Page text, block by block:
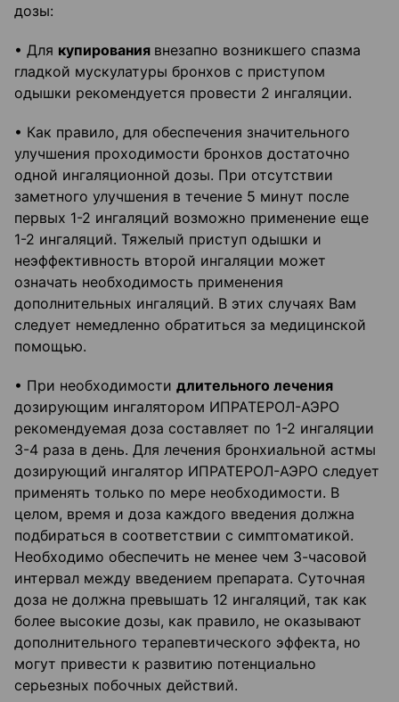
дозы:
• Для купирования внезапно возникшего спазма
гладкой мускулатуры бронхов с приступом
одышки рекомендуется провести 2 ингаляции.
• Как правило, для обеспечения значительного
улучшения проходимости бронхов достаточно
одной ингаляционной дозы. При отсутствии
заметного улучшения в течение 5 минут после
первых 1-2 ингаляций возможно применение еще
1-2 ингаляций. Тяжелый приступ одышки и
неэффективность второй ингаляции может
означать необходимость применения
дополнительных ингаляций. В этих случаях Вам
следует немедленно обратиться за медицинской
помощью.
• При необходимости длительного лечения
дозирующим ингалятором ИПРАТЕРОЛ-АЭРО
рекомендуемая доза составляет по 1-2 ингаляции
3-4 раза в день. Для лечения бронхиальной астмы
дозирующий ингалятор ИПРАТЕРОЛ-АЭРО следует
применять только по мере необходимости. В
целом, время и доза каждого введения должна
подбираться в соответствии с симптоматикой.
Необходимо обеспечить не менее чем 3-часовой
интервал между введением препарата. Суточная
доза не должна превышать 12 ингаляций, так как
более высокие дозы, как правило, не оказывают
дополнительного терапевтического эффекта, но
могут привести к развитию потенциально
серьезных побочных действий.